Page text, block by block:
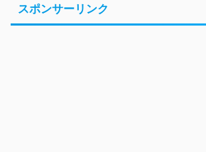
スポンサーリンク